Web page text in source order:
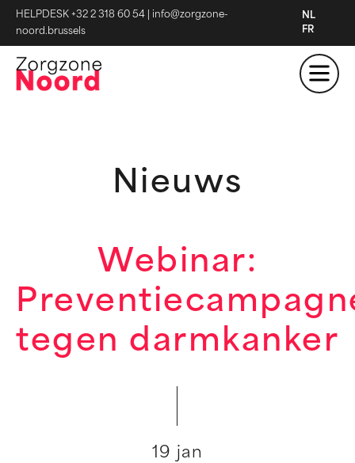
HELPDESK +32 2 318 60 54
info@zorgzone-
noord.brussels
NL
FR
Nieuws
Webinar:
tegen darmkanker
19 jan